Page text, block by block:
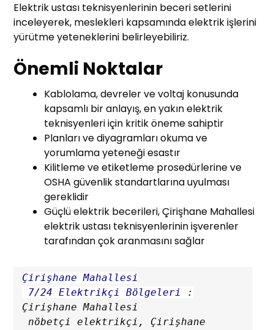
Elektrik ustası teknisyenlerinin beceri setlerini
inceleyerek, meslekleri kapsamında elektrik işlerini
yürütme yeteneklerini belirleyebiliriz.
Önemli Noktalar
Kablolama, devreler ve voltaj konusunda
kapsamlı bir anlayış, en yakın elektrik
teknisyenleri için kritik öneme sahiptir
Planları ve diyagramları okuma ve
yorumlama yeteneği esastır
Kilitleme ve etiketleme prosedürlerine ve
OSHA güvenlik standartlarına uyulması
gereklidir
Güçlü elektrik becerileri, Çirişhane Mahallesi
elektrik ustası teknisyenlerinin işverenler
tarafından çok aranmasını sağlar
Çirişhane Mahallesi
7/24 Elektrikçi Bölgeleri
:
Çirişhane Mahallesi
nöbetçi elektrikçi, Çirişhane